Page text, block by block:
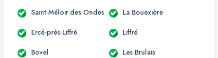
Saint-Méloir-des-Ondes La Bouexière
Ercé-près-Liffré Liffré
Bovel Les Brulais